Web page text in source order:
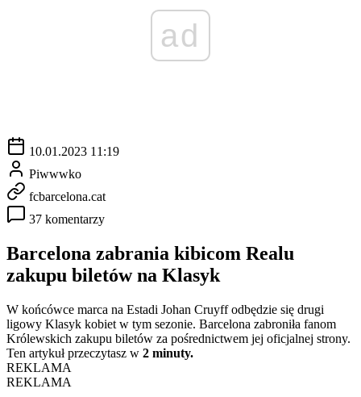
ad
10.01.2023 11:19
Piwwwko
fcbarcelona.cat
37 komentarzy
Barcelona zabrania kibicom Realu
zakupu biletów na Klasyk
W końcówce marca na Estadi Johan Cruyff odbędzie się drugi
ligowy Klasyk kobiet w tym sezonie. Barcelona zabroniła fanom
Królewskich zakupu biletów za pośrednictwem jej oficjalnej strony.
Ten artykuł przeczytasz w 2 minuty.
REKLAMA
REKLAMA